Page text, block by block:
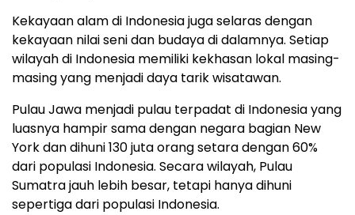
Kekayaan alam di Indonesia juga selaras dengan
kekayaan nilai seni dan budaya di dalamnya. Setiap
wilayah di Indonesia memiliki kekhasan lokal masing-
masing yang menjadi daya tarik wisatawan.
Pulau Jawa menjadi pulau terpadat di Indonesia yang
luasnya hampir sama dengan negara bagian New
York dan dihuni 130 juta orang setara dengan 60%
dari populasi Indonesia. Secara wilayah, Pulau
Sumatra jauh lebih besar, tetapi hanya dihuni
sepertiga dari populasi Indonesia.